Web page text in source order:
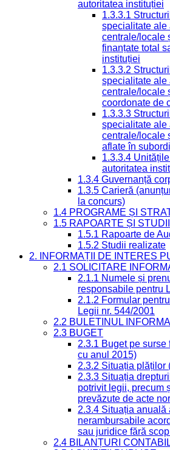
autoritatea instituției
1.3.3.1
specialitate ale
centrale/locale
finanțate total
instituției
1.3.3.2
specialitate ale
centrale/locale
coordonate de
1.3.3.3
specialitate ale
centrale/locale
aflate în
1.3.3.4
autoritatea
1.3.4 Guvernanță
1.3.5 Carieră
la concurs)
1.4 PROGRAME ȘI
1.5 RAPOARTE ȘI STUDII
1.5.1 Rapoarte de
1.5.2 Studii realizate
2. INFORMAȚII DE INTERES
2.1 SOLICITARE
2.1.1 Numele și
responsabile pentru
2.1.2 Formular
Legii nr. 544/2001
2.2 BULETINUL
2.3 BUGET
2.3.1 Buget pe
cu anul 2015)
2.3.2 Situația plăților
2.3.3 Situația
potrivit legii, precum
prevăzute de acte
2.3.4 Situația anuală
nerambursabile
sau juridice fără
2.4 BILANȚURI